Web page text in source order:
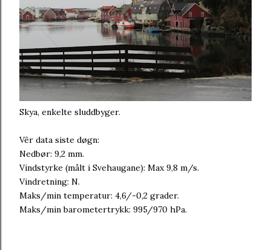
Skya, enkelte sluddbyger.
Vêr data siste døgn:
Nedbør: 9,2 mm.
Vindstyrke (målt i Svehaugane): Max 9,8 m/s.
Vindretning: N.
Maks/min temperatur: 4,6/-0,2 grader.
Maks/min barometertrykk: 995/970 hPa.